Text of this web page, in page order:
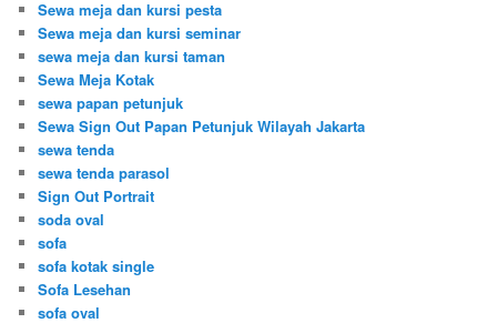
Sewa meja dan kursi pesta
Sewa meja dan kursi seminar
sewa meja dan kursi taman
Sewa Meja Kotak
sewa papan petunjuk
Sewa Sign Out Papan Petunjuk Wilayah Jakarta
sewa tenda
sewa tenda parasol
Sign Out Portrait
soda oval
sofa
sofa kotak single
Sofa Lesehan
sofa oval